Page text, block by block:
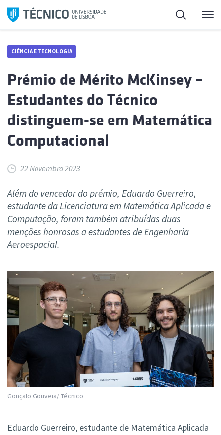
Saltar
para
Pesquisa
CIÊNCIA E TECNOLOGIA
Prémio de Mérito McKinsey –
Estudantes do Técnico
distinguem-se em Matemática
Computacional
22 Novembro 2023
Além do vencedor do prémio, Eduardo Guerreiro,
estudante da Licenciatura em Matemática Aplicada e
Computação, foram também atribuídas duas
menções honrosas a estudantes de Engenharia
Aeroespacial.
Gonçalo Gouveia/ Técnico
Eduardo Guerreiro, estudante de Matemática Aplicada